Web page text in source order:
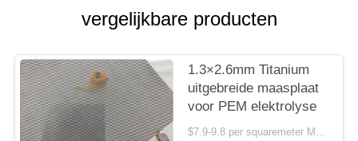
PRIVACYvergelijkbare producten
1.3×2.6mm Titanium
uitgebreide maasplaat
voor PEM elektrolyse
$7.9-9.8 per squaremeter MOQ:50 stuks